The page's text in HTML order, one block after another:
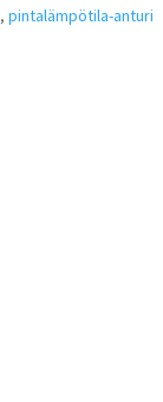
,pintalämpötila-anturi